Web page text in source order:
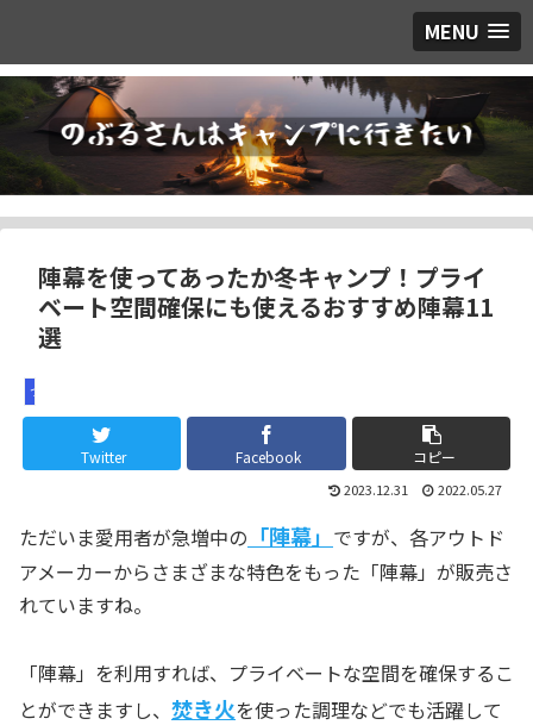
MENU
陣幕を使ってあったか冬キャンプ！プライ
ベート空間確保にも使えるおすすめ陣幕11
選
つぶやき
Twitter Facebook コピー
2023.12.31 2022.05.27
ただいま愛用者が急増中の 「陣幕」 ですが、各アウトド
アメーカーからさまざまな特色をもった「陣幕」が販売さ
れていますね。
「陣幕」を利用すれば、プライベートな空間を確保するこ
とができますし、 焚き火を使った調理などでも活躍して